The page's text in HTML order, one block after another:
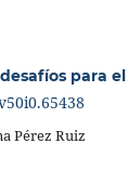
para
Pérez Ruiz